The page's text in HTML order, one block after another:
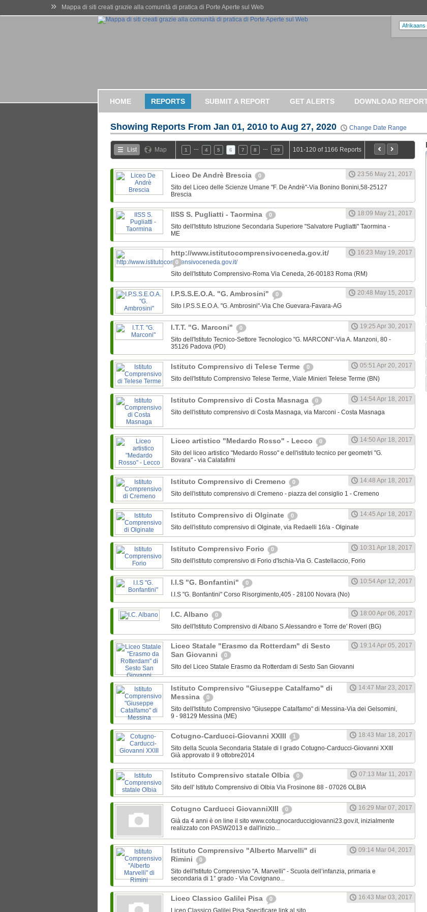
» Mappa di siti creati grazie alla comunità di pratica di Porte Aperte sul Web
HOME REPORTS SUBMIT A REPORT GET ALERTS DOWNLOAD
Showing Reports From Jan 01, 2010 to Aug 27, 2020 Change Date Range
List Map 1 4 5 6 7 8 59 101-120 of 1166 Reports
Liceo De Andrè Brescia 0
23:56 May 21, 2017
Sito del Liceo delle Scienze Umane "F. De Andrè"-Via Bonino Bonini,58-25127
Brescia
IISS S. Pugliatti - Taormina 0
18:09 May 21, 2017
Sito dell'Istituto Istruzione Secondaria Superiore "Salvatore Pugliatti" Taormina -
ME
http://www.istitutocomprensivoceneda.gov.it/
0
16:23 May 19, 2017
Sito dell'Istituto Comprensivo-Roma Via Ceneda, 26-00183 Roma (RM)
I.P.S.S.E.O.A. "G. Ambrosini" 0
20:48 May 15, 2017
Sito I.P.S.S.E.O.A. "G. Ambrosini"-Via Che Guevara-Favara-AG
I.T.T. "G. Marconi" 0
19:25 Apr 30, 2017
Sito dell'Istituto Tecnico-Settore Tecnologico "G. MARCONI"-Via A. Manzoni, 80 -
35126 Padova (PD)
Istituto Comprensivo di Telese Terme 0
05:51 Apr 20, 2017
Sito dell'Istituto Comprensivo Telese Terme, Viale Minieri Telese Terme (BN)
Istituto Comprensivo di Costa Masnaga 0
14:54 Apr 18, 2017
Sito dell'istituto comprensivo di Costa Masnaga, via Marconi - Costa Masnaga
Liceo artistico "Medardo Rosso" - Lecco 0
14:50 Apr 18, 2017
Sito del liceo artistico "Medardo Rosso" e dell'istituto tecnico per geometri "G.
Bovara" - via Calatafimi
Istituto Comprensivo di Cremeno 0
14:48 Apr 18, 2017
Sito dell'istituto comprensivo di Cremeno - piazza del consiglio 1 - Cremeno
Istituto Comprensivo di Olginate 0
14:45 Apr 18, 2017
Sito dell'istituto comprensivo di Olginate, via Redaelli 16/a - Olginate
Istituto Comprensivo Forio 0
10:31 Apr 18, 2017
Sito dell'istituto comprensivo di Forio d'Ischia-Via G. Castellaccio, Forio
I.I.S "G. Bonfantini" 0
10:54 Apr 12, 2017
I.I.S "G. Bonfantini" Corso Risorgimento,405 - 28100 Novara (No)
I.C. Albano 0
18:00 Apr 06, 2017
Sito dell'Istituto Comprensivo di Albano S.Alessandro e Torre de' Roveri (BG)
Liceo Statale "Erasmo da Rotterdam" di Sesto
San Giovanni
0
19:14 Apr 05, 2017
Sito del Liceo Statale Erasmo da Rotterdam di Sesto San Giovanni
Istituto Comprensivo "Giuseppe Catalfamo" di
Messina
0
14:47 Mar 23, 2017
Sito dell'Istituto Comprensivo "Giuseppe Catalfamo" di Messina-Via dei Gelsomini,
9 - 98129 Messina (ME)
Cotugno-Carducci-Giovanni XXIII 1
18:43 Mar 18, 2017
Sito della Scuola Secondaria Statale di I grado Cotugno-Carducci-Giovanni XXIII
Già approvato il 9 ottobre2014
Istituto Comprensivo statale Olbia 0
07:13 Mar 11, 2017
Sito dell' Istituto Comprensivo di Olbia Via Frosinone 88 - 07026 OLBIA
Cotugno Carducci GiovanniXIII 0
16:29 Mar 07, 2017
Già da 4 anni è on line il sito www.cotugnocarduccigiovanni23.gov.it, inizialmente
realizzato con PASW2013 e dall'inizio...
Istituto Comprensivo "Alberto Marvelli" di
Rimini
0
09:14 Mar 04, 2017
Sito dell'Istituto Comprensivo "A. Marvelli" - Scuola dell’infanzia, primaria e
secondaria di 1° grado - Via Covignano...
Liceo Classico Galilei Pisa 0
16:43 Mar 03, 2017
Liceo Classico Galilei Pisa Specificare link al sito